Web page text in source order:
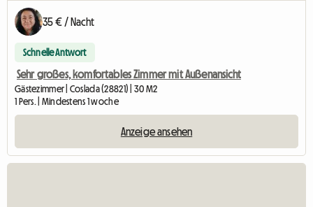
35 € / Nacht
Schnelle Antwort
Sehr großes, komfortables Zimmer mit Außenansicht
Gästezimmer | Coslada (28821) | 30 M2
1 Pers. | Mindestens 1 woche
Anzeige ansehen